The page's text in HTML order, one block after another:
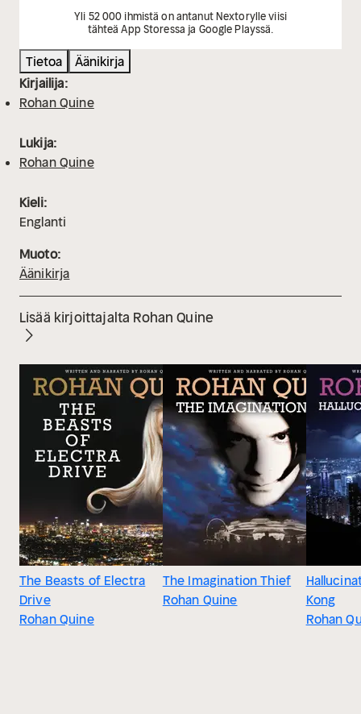
Yli 52 000 ihmistä on antanut Nextorylle viisi
tähteä App Storessa ja Google Playssä.
Tietoa
Äänikirja
Kirjailija:
Rohan Quine
Lukija:
Rohan Quine
Kieli:
Englanti
Muoto:
Äänikirja
Lisää kirjoittajalta Rohan Quine
The Beasts of Electra
Drive
Rohan Quine
The Imagination Thief
Rohan Quine
Kong
Rohan